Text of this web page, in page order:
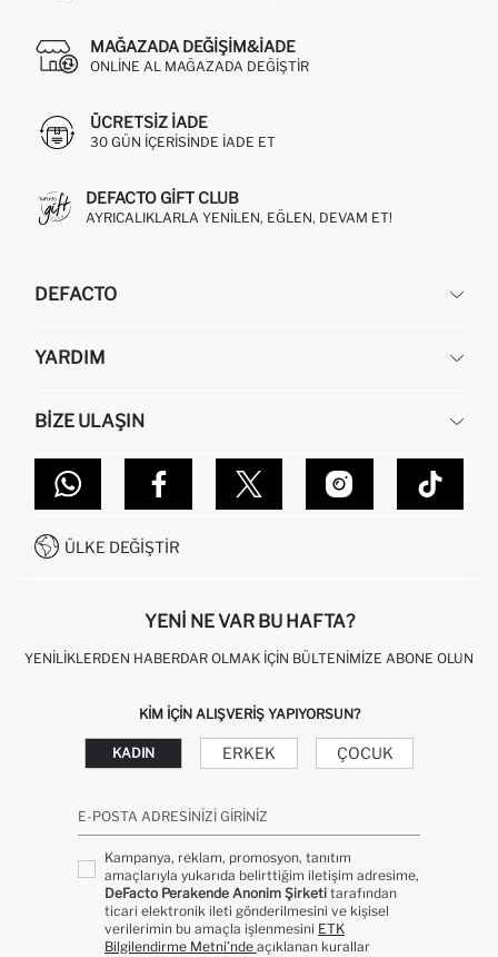
MAĞAZADA DEĞIŞIM&İADE
ONLINE AL MAĞAZADA DEĞIŞTIR
ÜCRETSIZ IADE
30 GÜN IÇERISINDE IADE ET
DEFACTO GIFT CLUB
AYRICALIKLARLA YENILEN, EĞLEN, DEVAM ET!
DEFACTO
HAKKIMIZDA
KURUMSAL SATIŞ
DEFACTO TEKNOLOJI
SITEMAP
YARDIM
SIPARIŞIMI NASIL TAKIP EDERIM?
NASIL İADE EDERIM?
GIFT CLUB SIKÇA SORULAN SORULAR
İŞLEM REHBERI
KAMPANYALAR
BIZE ULAŞIN
MAĞAZALARIMIZ
İLETIŞIM FORMU
0850 333 22 86
ÜLKE DEĞIŞTIR
YENI NE VAR BU HAFTA?
YENILIKLERDEN HABERDAR OLMAK İÇIN BÜLTENIMIZE ABONE OLUN
KIM IÇIN ALIŞVERIŞ YAPIYORSUN?
KADIN ERKEK ÇOCUK
E-POSTA ADRESINIZI GIRINIZ
Kampanya, reklam, promosyon, tanıtım
amaçlarıyla yukarıda belirttiğim iletişim adresime,
DeFacto Perakende Anonim Şirketi tarafından
ticari elektronik ileti gönderilmesini ve kişisel
verilerimin bu amaçla işlenmesini ETK
Bilgilendirme Metni’nde açıklanan kurallar